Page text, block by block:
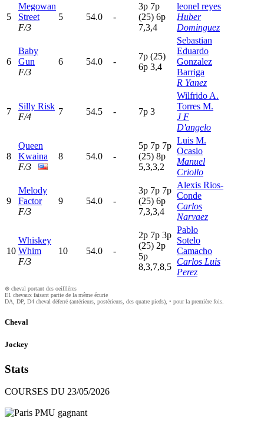
5
Megowan
Street
F/3
5 54.0 -
3p 7p
(25) 6p
7,3,4
leonel reyes
Huber
Dominguez
6
Baby
Gun
F/3
6 54.0 -
7p (25)
6p 3,4
Sebastian
Eduardo
Gonzalez
Barriga
R Yanez
7
Silly Risk
F/4
7 54.5 - 7p 3
Wilfrido A.
Torres M.
J F
D'angelo
8
Queen
Kwaina
F/3
8 54.0 -
5p 7p 7p
(25) 8p
5,3,3,2
Luis M.
Ocasio
Manuel
Criollo
9
Melody
Factor
F/3
9 54.0 -
3p 7p 7p
(25) 6p
7,3,3,4
Alexis Rios-
Conde
Carlos
Narvaez
10
Whiskey
Whim
F/3
10 54.0 -
2p 7p 3p
(25) 2p
5p
8,3,7,8,5
Pablo
Sotelo
Camacho
Carlos Luis
Perez
⊗ cheval portant des oeilllères
E1 chevaux faisant partie de la même écurie
DA, DP, D4 cheval déferré (antérieurs, postérieurs, des quatre pieds), • pour la première fois.
Cheval
Jockey
Stats
COURSES DU 23/05/2026